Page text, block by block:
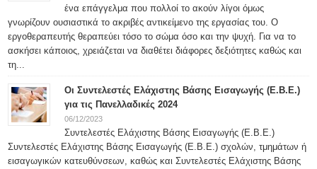
ένα επάγγελμα που πολλοί το ακούν λίγοι όμως
γνωρίζουν ουσιαστικά το ακριβές αντικείμενο της εργασίας του. Ο
εργοθεραπευτής θεραπεύει τόσο το σώμα όσο και την ψυχή. Για να το
ασκήσει κάποιος, χρειάζεται να διαθέτει διάφορες δεξιότητες καθώς και
τη...
Οι Συντελεστές Ελάχιστης Βάσης Εισαγωγής (Ε.Β.Ε.)
για τις Πανελλαδικές 2024
06/12/2023
Συντελεστές Ελάχιστης Βάσης Εισαγωγής (Ε.Β.Ε.)
Συντελεστές Ελάχιστης Βάσης Εισαγωγής (Ε.Β.Ε.) σχολών, τμημάτων ή
εισαγωγικών κατευθύνσεων, καθώς και Συντελεστές Ελάχιστης Βάσης